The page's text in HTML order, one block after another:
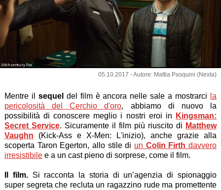
20th century fox
05.10.2017 - Autore: Mattia Pasquini (Nexta)
Mentre il sequel del film è ancora nelle sale a mostrarci
la
pericolosità del Cerchio d'oro, abbiamo di nuovo la
possibilità di conoscere meglio i nostri eroi in
Kingsman:
Secret Service. Sicuramente il film più riuscito di Matthew
Vaughn (Kick-Ass e X-Men: L'inizio), anche grazie alla
scoperta Taron Egerton, allo stile di un Colin Firth davvero
irresistibilee a un cast pieno di sorprese, come il film.
Il film. Si racconta la storia di un’agenzia di spionaggio
super segreta che recluta un ragazzino rude ma promettente